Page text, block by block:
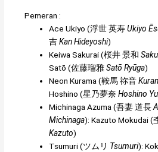
Pemeran :
Ace Ukiyo (浮世 英寿Ukiyo
吉Kan Hideyoshi)
Keiwa Sakurai (桜井 景和
Satō (佐藤瑠雅Satō Ryūga)
Neon Kurama (鞍馬 祢音
Hoshino (星乃夢奈 Hoshino
Michinaga Azuma (吾妻 道長
Michinaga): Kazuto Mokudai (
Kazuto)
Tsumuri (ツムリ Tsumuri):